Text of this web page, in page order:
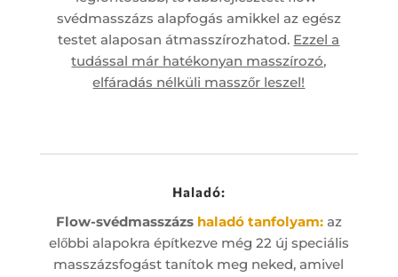
svédmasszázs alapfogás amikkel az egész
testet alaposan átmasszírozhatod. Ezzel a
tudással már hatékonyan masszírozó,
elfáradás nélküli masszőr leszel!
Haladó:
Flow-svédmasszázs haladó tanfolyam:az
előbbi alapokra építkezve még 22 új speciális
masszázsfogást tanítok meg neked, amivel